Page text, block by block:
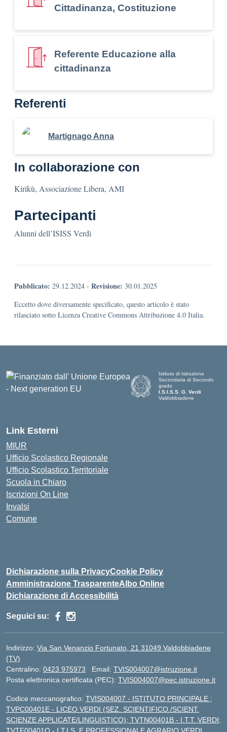
Cittadinanza, Costituzione
Referente Educazione alla
cittadinanza
Referenti
Martignago Anna
In collaborazione con
Kirikù, Associazione Libera, AMI
Partecipanti
Alunni dell’ISISS Verdi
Pubblicato: 29.12.2024 - Revisione: 30.01.2025
Eccetto dove diversamente specificato, questo articolo è stato
rilasciato sotto Licenza Creative Commons Attribuzione 4.0 Italia.
Istituto di Istruzione
Secondaria di Secondo
grado
I.S.I.S.S. G. Verdi
Valdobbiadene
Link Esterni
MIUR
Ufficio Scolastico Regionale
Ufficio Scolastico Territoriale
Scuola in Chiaro
Iscrizioni On Line
Invalsi
Comune
Dichiarazione sulla PrivacyCookie Policy
Amministrazione TrasparenteAlbo Online
Dichiarazione di Accessibilità
Seguici su:
Indirizzo: Via San Venanzio Fortunato, 21 31049 Valdobbiadene
(TV)
Centralino: 0423 975973 Email: TVIS004007@istruzione.it
Posta elettronica certificata (PEC): TVIS004007@pec.istruzione.it
Codice meccanografico: TVIS004007 - ISTITUTO PRINCIPALE ;
TVPC00401E - LICEO VERDI (SEZ. SCIENTIFICO./SCIENT.
SCIENZE APPLICATE/LINGUISTICO); TVTN00401B - I.T.T. VERDI;